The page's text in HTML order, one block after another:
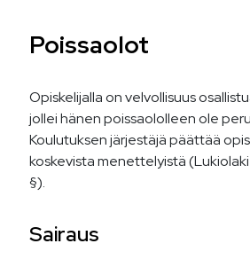
Poissaolot
Opiskelijalla on velvollisuus
jollei hänen poissaololleen ole
Koulutuksen järjestäjä päättää
koskevista menettelyistä
§).
Sairaus